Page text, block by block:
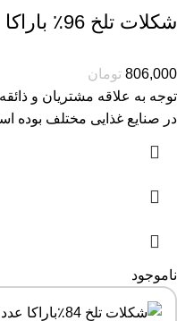
شکلات تلخ 96٪ باراکا
806,000 تومان
توجه به علاقه مشتریان و
در صنایع غذایی مختلف بوده
ناموجود